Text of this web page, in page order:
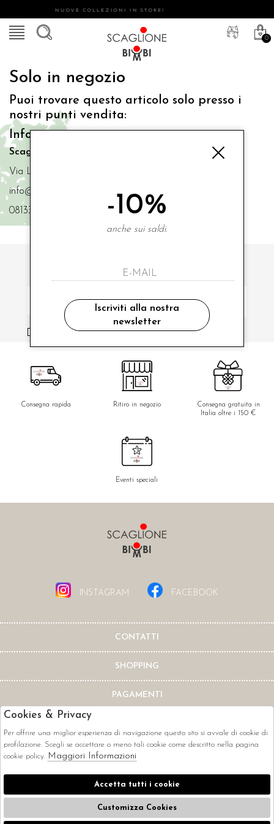
NUOVE COLLEZIONI IN STORE!
0
Solo in negozio
Puoi trovare questo articolo solo presso i
nostri punti vendita:
Info contatti
Scaglione Bimbi di Iacono Maria Angela
Via Luigi Mazzella,73 80077 Ischia
info@scaglionebimbi.com
0813331162
ISCRIVITI ALLA NOSTRA NEWSLETTER
ho letto ed accettato le condizioni sulla privacy.
Consegna rapida Ritiro in negozio
Consegna gratuita in
Italia oltre i 150 €
Eventi speciali
INSTAGRAM FACEBOOK
CONTATTI
SHOPPING
PAGAMENTI
CORRIERI
-10%
anche sui saldi.
Iscriviti alla nostra
newsletter
Cookies & Privacy
Per offrire una miglior esperienza di navigazione questo sito si avvale di cookie di
profilazione. Scegli se accettare o meno tali cookie come descritto nella pagina
cookie policy. Maggiori Informazioni
Accetta tutti i cookie
Customizza Cookies